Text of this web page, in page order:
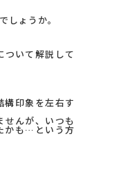
しょうか。
いて解説して
構印象を左右す
せんが、いつも
かも…という方